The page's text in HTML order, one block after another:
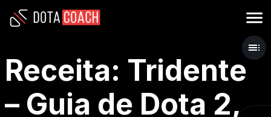
Receita: Tridente
– Guia de Dota 2,